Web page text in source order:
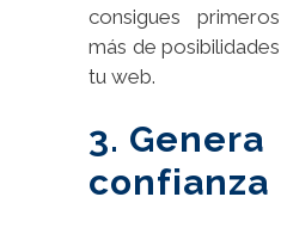
consigues
más de
tu web.
3. Genera
confianza